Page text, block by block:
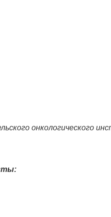
онкологического